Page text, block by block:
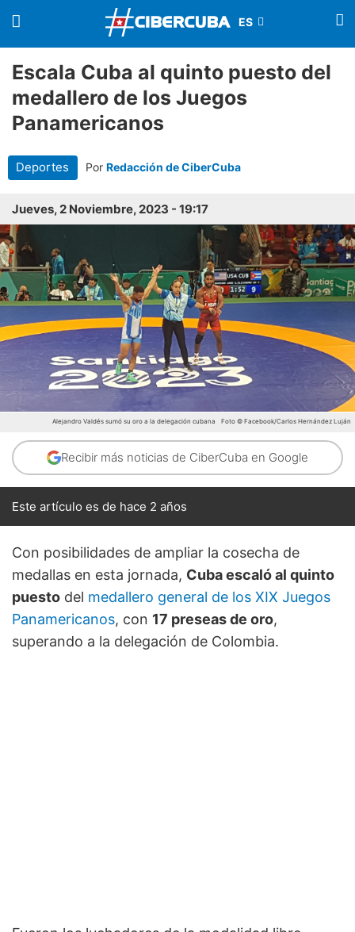
Escala Cuba al quinto puesto del
medallero de los Juegos
Panamericanos
Deportes Por Redacción de CiberCuba
Jueves, 2 Noviembre, 2023 - 19:17
Alejandro Valdés sumó su oro a la delegación cubana Foto © Facebook/Carlos Hernández Luján
Recibir más noticias de CiberCuba en Google
Este artículo es de hace 2 años
Con posibilidades de ampliar la cosecha de
medallas en esta jornada, Cuba escaló al quinto
puesto del medallero general de los XIX Juegos
Panamericanos, con 17 preseas de oro,
superando a la delegación de Colombia.